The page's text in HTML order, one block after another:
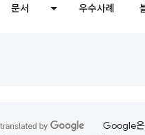
문서 우수사례
Google은